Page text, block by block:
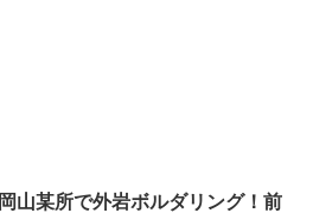
岡山某所で外岩ボルダリング！前